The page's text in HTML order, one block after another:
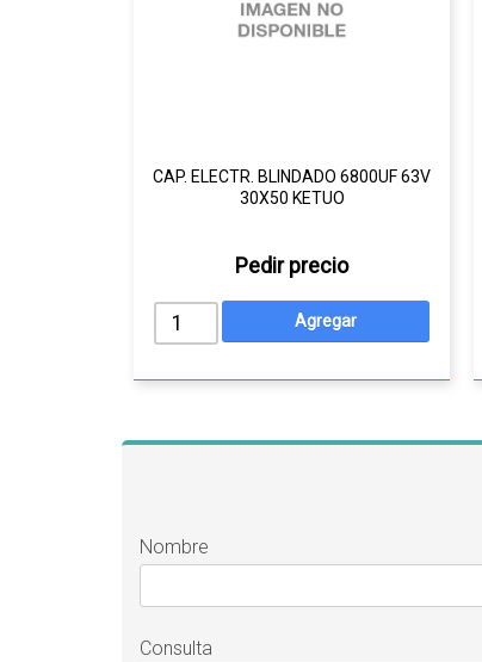
CAP. ELECTR. BLINDADO 6800UF 63V
30X50 KETUO
Pedir precio
Nombre
Consulta